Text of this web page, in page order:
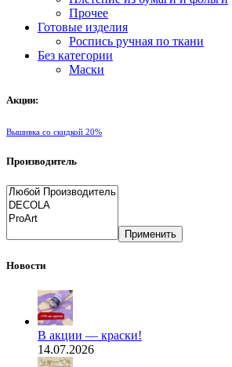
Прочее
Готовые изделия
Роспись ручная по ткани
Без категории
Маски
Акции:
Вышивка со скидкой 20%
Производитель
Применить
Новости
В акции — краски!
14.07.2026